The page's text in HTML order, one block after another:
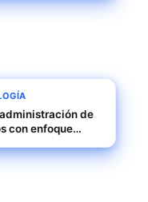
de
con enfoque